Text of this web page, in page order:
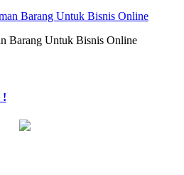
Memilih
Pengiriman
Barang Untuk Bisnis Online
!